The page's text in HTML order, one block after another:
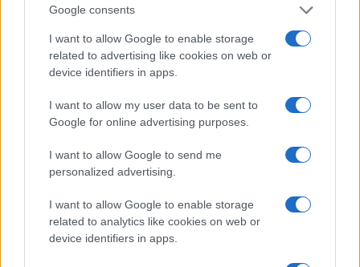
Google consents
I want to allow Google to enable storage
related to advertising like cookies on web or
device identifiers in apps.
I want to allow my user data to be sent to
Google for online advertising purposes.
I want to allow Google to send me
personalized advertising.
I want to allow Google to enable storage
related to analytics like cookies on web or
device identifiers in apps.
(JDB)
$0.022
(SYBTC)
Bitcoin
(BTC)
$64,749.00